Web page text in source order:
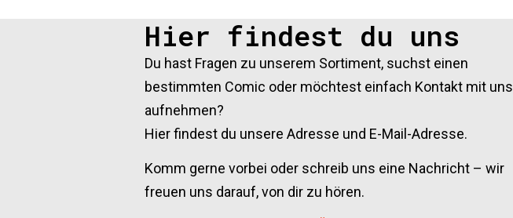
Hier findest du uns
Du hast Fragen zu unserem Sortiment, suchst einen
bestimmten Comic oder möchtest einfach Kontakt mit uns
aufnehmen?
Hier findest du unsere Adresse und E-Mail-Adresse.
Komm gerne vorbei oder schreib uns eine Nachricht – wir
freuen uns darauf, von dir zu hören.